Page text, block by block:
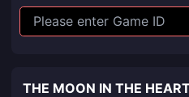
THE MOON IN THE